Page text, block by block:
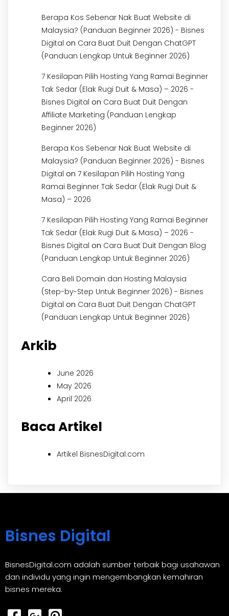
Berapa Kos Sebenar Nak Buat Website di
Malaysia? (Panduan Beginner 2026) - Bisnes
Digital on Cara Buat Duit Dengan ChatGPT
(Panduan Lengkap Untuk Beginner 2026)
7 Kesilapan Pilih Hosting Yang Ramai Beginner
Tak Sedar (Elak Rugi Duit & Masa) – 2026 -
Bisnes Digital on Cara Buat Duit Dengan
Affiliate Marketing (Panduan Lengkap
Beginner 2026)
Berapa Kos Sebenar Nak Buat Website di
Malaysia? (Panduan Beginner 2026) - Bisnes
Digital on 7 Kesilapan Pilih Hosting Yang
Ramai Beginner Tak Sedar (Elak Rugi Duit &
Masa) – 2026
7 Kesilapan Pilih Hosting Yang Ramai Beginner
Tak Sedar (Elak Rugi Duit & Masa) – 2026 -
Bisnes Digital on Cara Buat Duit Dengan Blog
(Panduan Lengkap Untuk Beginner 2026)
Cara Beli Domain dan Hosting Malaysia
(Step-by-Step Untuk Beginner 2026) - Bisnes
Digital on Cara Buat Duit Dengan ChatGPT
(Panduan Lengkap Untuk Beginner 2026)
Arkib
June 2026
May 2026
April 2026
Baca Artikel
Artikel BisnesDigital.com
Bisnes Digital
BisnesDigital.com adalah sumber terbaik bagi usahawan
dan individu yang ingin mengembangkan kemahiran
bisnes mereka.